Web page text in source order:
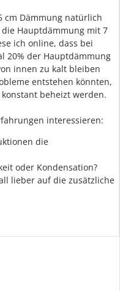
cm Dämmung natürlich
Hauptdämmung mit 7
ich online, dass bei
20% der Hauptdämmung
innen zu kalt bleiben
entstehen könnten,
beheizt werden.
interessieren:
die
oder Kondensation?
lieber auf die zusätzliche